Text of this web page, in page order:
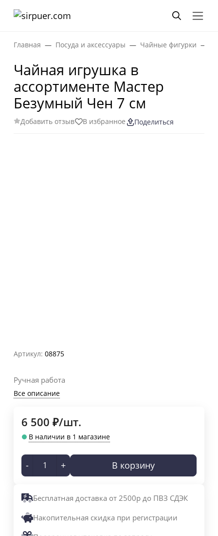
Главная Посуда и аксессуары Чайные фигурки
Чайная игрушка в
ассортименте Мастер
Безумный Чен 7 см
Добавить отзыв В избранное Поделиться
Артикул: 08875
Ручная работа
Все описание
6 500 ₽/шт.
В наличии в 1 магазине
- + В корзину
Бесплатная доставка от 2500р до ПВЗ СДЭК
Накопительная скидка при регистрации